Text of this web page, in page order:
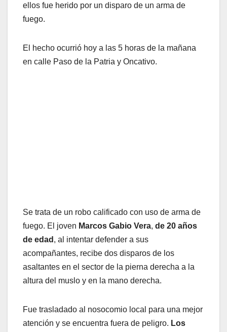
ellos fue herido por un disparo de un arma de
fuego.
El hecho ocurrió hoy a las 5 horas de la mañana
en calle Paso de la Patria y Oncativo.
Se trata de un robo calificado con uso de arma de
fuego. El joven Marcos Gabio Vera, de 20 años
de edad , al intentar defender a sus
acompañantes, recibe dos disparos de los
asaltantes en el sector de la pierna derecha a la
altura del muslo y en la mano derecha.
Fue trasladado al nosocomio local para una mejor
atención y se encuentra fuera de peligro. Los